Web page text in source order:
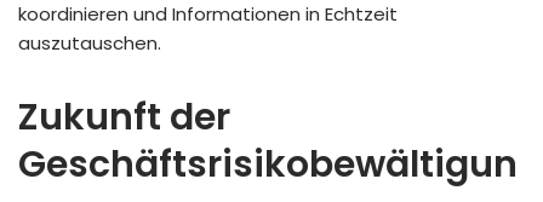
koordinieren und Informationen in Echtzeit
auszutauschen.
Zukunft der
Geschäftsrisikobewältigun